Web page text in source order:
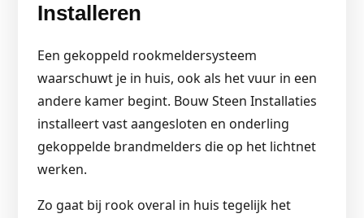
Installeren
Een gekoppeld rookmeldersysteem
waarschuwt je in huis, ook als het vuur in een
andere kamer begint. Bouw Steen Installaties
installeert vast aangesloten en onderling
gekoppelde brandmelders die op het lichtnet
werken.
Zo gaat bij rook overal in huis tegelijk het